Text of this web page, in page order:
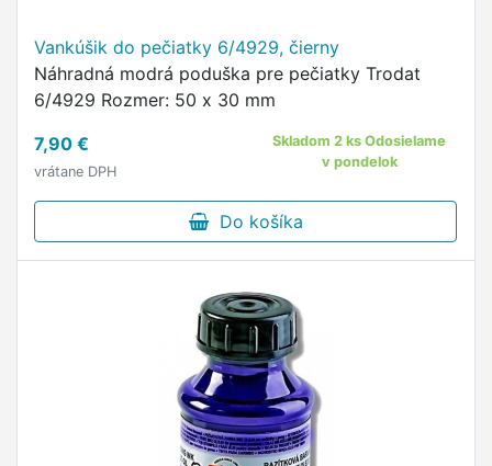
Vankúšik do pečiatky 6/4929, čierny
Náhradná modrá poduška pre pečiatky Trodat
6/4929 Rozmer: 50 x 30 mm
7,90 €
vrátane DPH
Skladom 2 ks Odosielame
v pondelok
Do košíka